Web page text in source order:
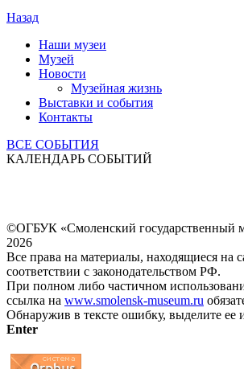
Назад
Наши музеи
Музей
Новости
Музейная жизнь
Выставки и события
Контакты
ВСЕ СОБЫТИЯ
КАЛЕНДАРЬ СОБЫТИЙ
©ОГБУК «Смоленский государственный
2026
Все права на материалы, находящиеся на
соответствии с законодательством РФ.
При полном либо частичном
ссылка на www.smolensk-museum.ru
Обнаружив в тексте ошибку, выделите ее
Enter